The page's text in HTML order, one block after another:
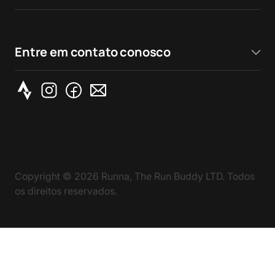
Entre em contato conosco
Copyright © 2026 Runna, The Run Buddy LTD. Todos
os direitos reservados.